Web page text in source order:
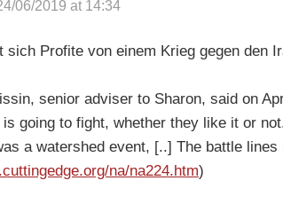
06/2019 at 14:34
sich Profite von einem Krieg gegen den
senior adviser to Sharon, said on
is going to fight, whether they like it or
a watershed event, [..] The battle
na/na224.htm)